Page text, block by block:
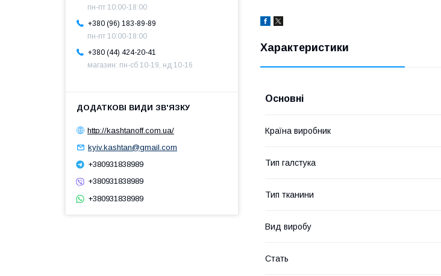
Характеристики
Основні
Країна виробник
Тип галстука
Тип тканини
Вид виробу
Стать
пн-пт 10:00-18:00
+380 (96) 183-89-89
пн-пт 10:00-18:00
+380 (44) 424-20-41
магазин: пн-сб 10-19, нд 10-16
http://kashtanoff.com.ua/
kyiv.kashtan@gmail.com
+380931838989
+380931838989
+380931838989